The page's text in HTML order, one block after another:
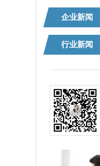
企业新闻
行业新闻